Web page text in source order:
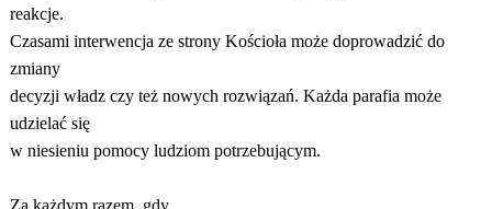
reakcje.
Czasami interwencja ze strony Kościoła może doprowadzić do
zmiany
decyzji władz czy też nowych rozwiązań. Każda parafia może
udzielać się
w niesieniu pomocy ludziom potrzebującym.
Za każdym razem, gdy